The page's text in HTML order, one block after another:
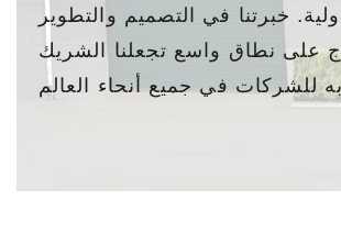
خبرتنا في التصميم والتطوير
على نطاق واسع تجعلنا الشريك